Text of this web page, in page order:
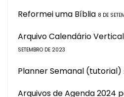
Reformei uma Bíblia 8 DE
Arquivo Calendário
SETEMBRO DE 2023
Planner Semanal (tutorial)
Arquivos de Agenda 2024